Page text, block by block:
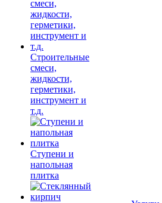
Строительные
смеси,
жидкости,
герметики,
инструмент и
т.д.
Ступени и
напольная
плитка